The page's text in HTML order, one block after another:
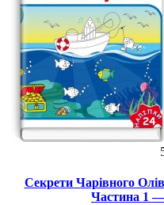
Секрети Чарівного
Частина 1